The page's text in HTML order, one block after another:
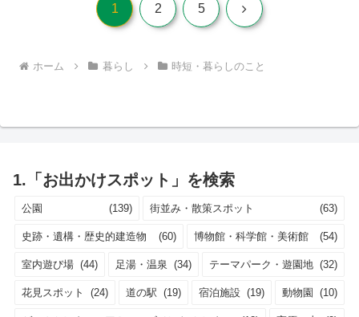
1 2 5 次
ホーム 暮らし 時短・暮らしのこと
1.「お出かけスポット」を検索
公園 (139) 街並み・散策スポット (63)
史跡・遺構・歴史的建造物 (60) 博物館・科学館・美術館 (54)
室内遊び場 (44) 足湯・温泉 (34) テーマパーク・遊園地 (32)
花見スポット (24) 道の駅 (19) 宿泊施設 (19) 動物園 (10)